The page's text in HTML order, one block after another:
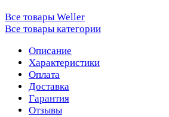
Все товары Weller
Все товары категории
Описание
Характеристики
Оплата
Доставка
Гарантия
Отзывы